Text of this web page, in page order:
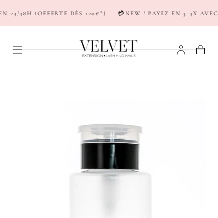
PASSER AU
CONTENU
48H (OFFERTE DÈS 120€*) 💳NEW ! PAYEZ EN 3-4X AVEC